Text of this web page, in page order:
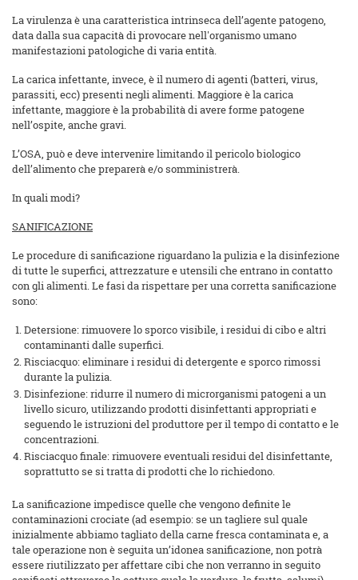
La virulenza è una caratteristica intrinseca dell’agente patogeno,
data dalla sua capacità di provocare nell'organismo umano
manifestazioni patologiche di varia entità.
La carica infettante, invece, è il numero di agenti (batteri, virus,
parassiti, ecc) presenti negli alimenti. Maggiore è la carica
infettante, maggiore è la probabilità di avere forme patogene
nell’ospite, anche gravi.
L’OSA, può e deve intervenire limitando il pericolo biologico
dell’alimento che preparerà e/o somministrerà.
In quali modi?
SANIFICAZIONE
Le procedure di sanificazione riguardano la pulizia e la disinfezione
di tutte le superfici, attrezzature e utensili che entrano in contatto
con gli alimenti. Le fasi da rispettare per una corretta sanificazione
sono:
Detersione: rimuovere lo sporco visibile, i residui di cibo e altri
contaminanti dalle superfici.
Risciacquo: eliminare i residui di detergente e sporco rimossi
durante la pulizia.
Disinfezione: ridurre il numero di microrganismi patogeni a un
livello sicuro, utilizzando prodotti disinfettanti appropriati e
seguendo le istruzioni del produttore per il tempo di contatto e le
concentrazioni.
Risciacquo finale: rimuovere eventuali residui del disinfettante,
soprattutto se si tratta di prodotti che lo richiedono.
La sanificazione impedisce quelle che vengono definite le
contaminazioni crociate (ad esempio: se un tagliere sul quale
inizialmente abbiamo tagliato della carne fresca contaminata e, a
tale operazione non è seguita un’idonea sanificazione, non potrà
essere riutilizzato per affettare cibi che non verranno in seguito